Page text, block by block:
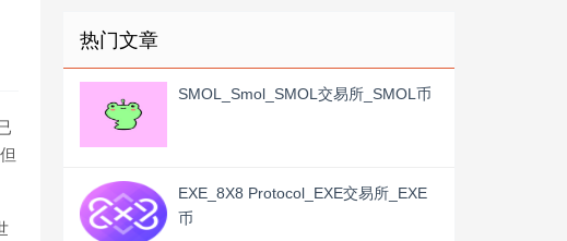
热门文章
SMOL_Smol_SMOL交易所_SMOL币
EXE_8X8 Protocol_EXE交易所_EXE
币